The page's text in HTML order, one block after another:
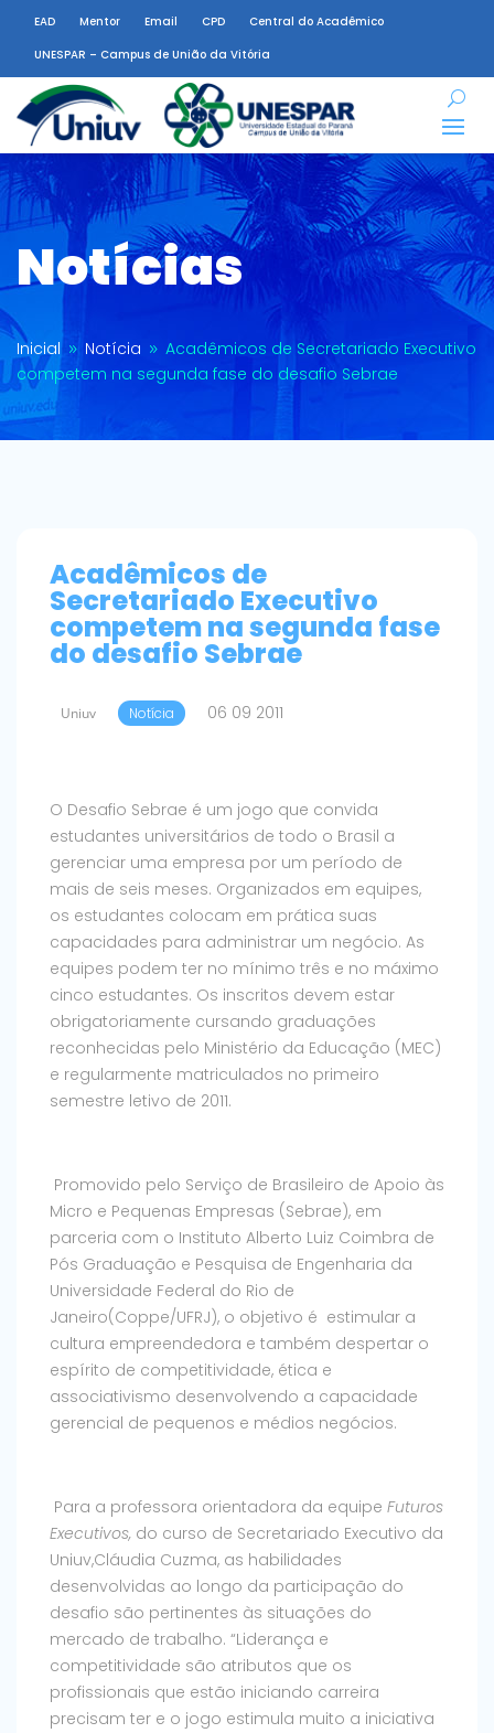
EAD Mentor Email CPD
Central do Acadêmico
UNESPAR – Campus de União da Vitória
Notícias
Inicial 9 Notícia 9 Acadêmicos de Secretariado Executivo
competem na segunda fase do desafio Sebrae
Acadêmicos de
Secretariado Executivo
competem na segunda fase
do desafio Sebrae
Uniuv Notícia 06 09 2011
O Desafio Sebrae é um jogo que convida
estudantes universitários de todo o Brasil a
gerenciar uma empresa por um período de
mais de seis meses. Organizados em equipes,
os estudantes colocam em prática suas
capacidades para administrar um negócio. As
equipes podem ter no mínimo três e no máximo
cinco estudantes. Os inscritos devem estar
obrigatoriamente cursando graduações
reconhecidas pelo Ministério da Educação (MEC)
e regularmente matriculados no primeiro
semestre letivo de 2011.
Promovido pelo Serviço de Brasileiro de Apoio às
Micro e Pequenas Empresas (Sebrae), em
parceria com o Instituto Alberto Luiz Coimbra de
Pós Graduação e Pesquisa de Engenharia da
Universidade Federal do Rio de
Janeiro(Coppe/UFRJ), o objetivo é estimular a
cultura empreendedora e também despertar o
espírito de competitividade, ética e
associativismo desenvolvendo a capacidade
gerencial de pequenos e médios negócios.
Para a professora orientadora da equipe Futuros
Executivos, do curso de Secretariado Executivo da
Uniuv,Cláudia Cuzma, as habilidades
desenvolvidas ao longo da participação do
desafio são pertinentes às situações do
mercado de trabalho. “Liderança e
competitividade são atributos que os
profissionais que estão iniciando carreira
precisam ter e o jogo estimula muito a iniciativa